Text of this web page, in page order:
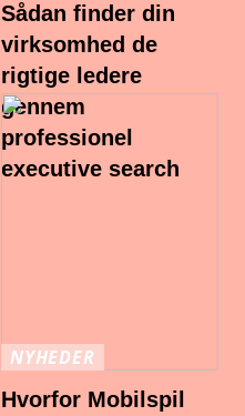
Sådan finder din
virksomhed de
rigtige ledere
gennem
professionel
executive search
NYHEDER
Hvorfor Mobilspil